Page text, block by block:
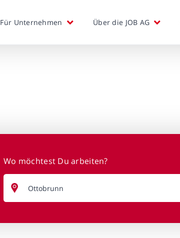
Für Unternehmen Über die JOB AG
Wo möchtest Du arbeiten?